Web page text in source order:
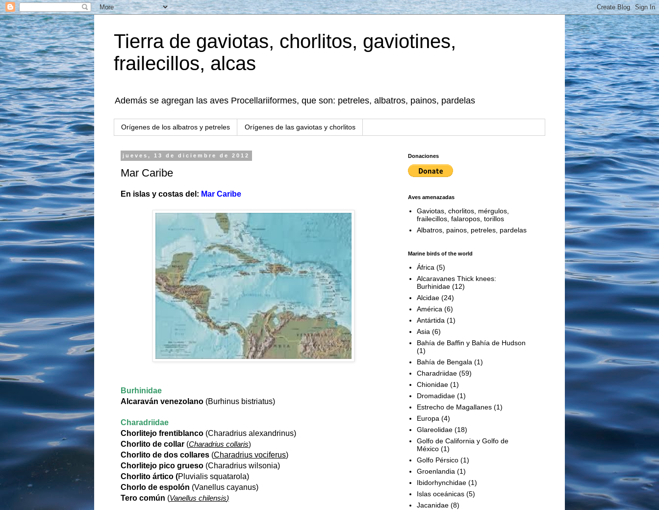
Tierra de gaviotas, chorlitos, gaviotines,
frailecillos, alcas
Además se agregan las aves Procellariiformes, que son: petreles, albatros, painos, pardelas
Orígenes de los albatros y petreles Orígenes de las gaviotas y chorlitos
jueves, 13 de diciembre de 2012
Mar Caribe
En islas y costas del: Mar Caribe
Burhinidae
Alcaraván venezolano (Burhinus bistriatus)
Charadriidae
Chorlitejo frentiblanco (Charadrius alexandrinus)
Chorlito de collar (Charadrius collaris)
Chorlito de dos collares (Charadrius vociferus)
Chorlitejo pico grueso (Charadrius wilsonia)
Chorlito ártico (Pluvialis squatarola)
Chorlo de espolón (Vanellus cayanus)
Tero común (Vanellus chilensis)
Donaciones
Aves amenazadas
Gaviotas, chorlitos, mérgulos,
frailecillos, falaropos, torillos
Albatros, painos, petreles, pardelas
Marine birds of the world
África (5)
Alcaravanes Thick knees:
Burhinidae (12)
Alcidae (24)
América (6)
Antártida (1)
Asia (6)
Bahía de Baffin y Bahía de Hudson
(1)
Bahía de Bengala (1)
Charadriidae (59)
Chionidae (1)
Dromadidae (1)
Estrecho de Magallanes (1)
Europa (4)
Glareolidae (18)
Golfo de California y Golfo de
México (1)
Golfo Pérsico (1)
Groenlandia (1)
Ibidorhynchidae (1)
Islas oceánicas (5)
Jacanidae (8)